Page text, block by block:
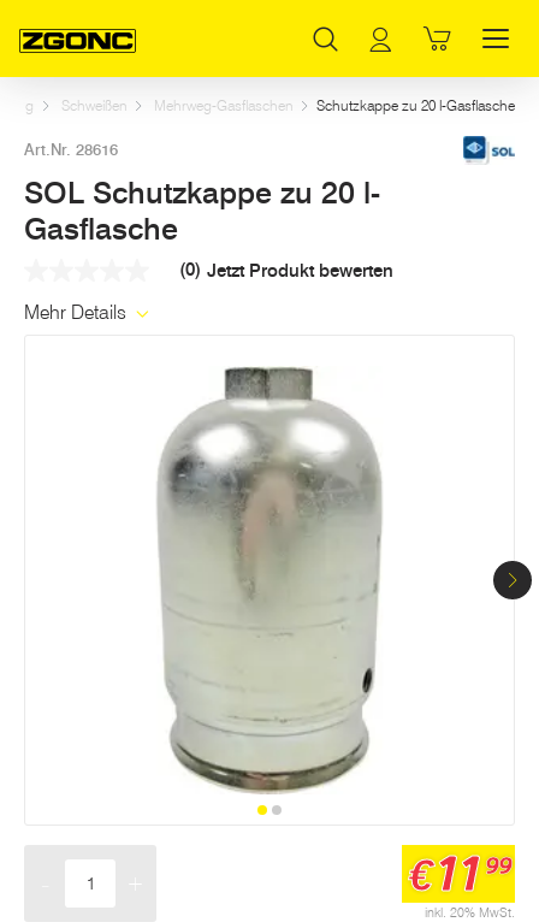
Schweißen Mehrweg-Gasflaschen Schutzkappe zu 20 l-Gasflasche
Art.Nr. 28616
SOL Schutzkappe zu 20 l-
Gasflasche
Link
(0) Jetzt Produkt bewerten
Mehr Details
inkl. 20% MwSt.
€11 99